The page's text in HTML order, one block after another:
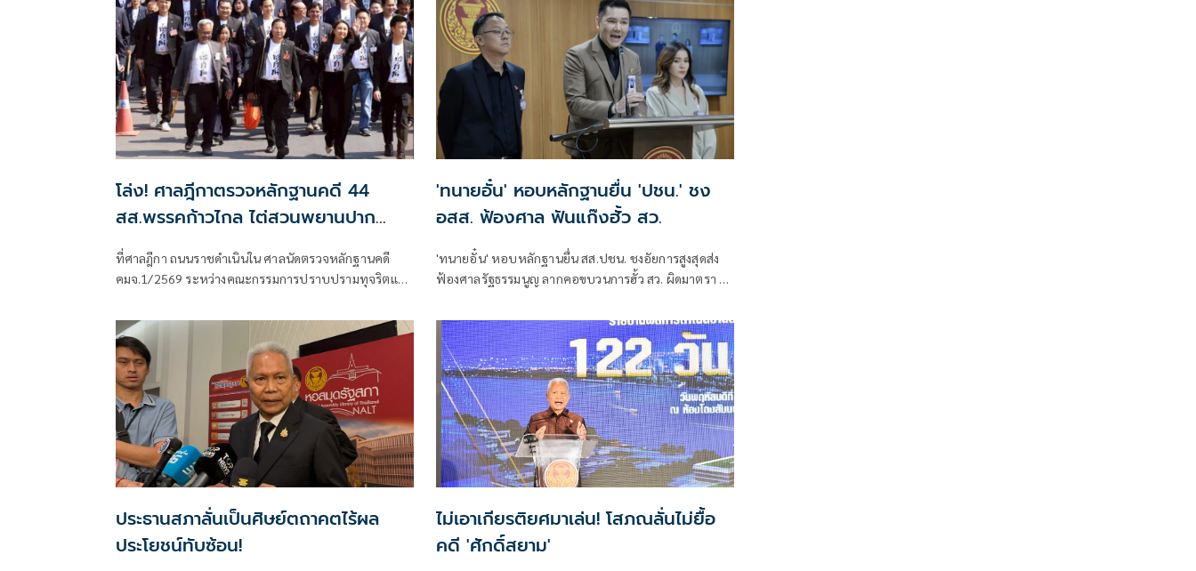
โล่ง! ศาลฎีกาตรวจหลักฐานคดี 44
สส.พรรคก้าวไกล ไต่สวนพยานปาก
สุดท้าย 18 พ.ค.ปีหน้าก่อนนัดตัดสิน
ที่ศาลฎีกา ถนนราชดำเนินใน ศาลนัดตรวจหลักฐานคดี
คมจ.1/2569 ระหว่างคณะกรรมการปราบปรามทุจริตแห่ง
'ทนายอั๋น' หอบหลักฐานยื่น 'ปชน.' ชง
อสส. ฟ้องศาล ฟันแก๊งฮั้ว สว.
'ทนายอั๋น' หอบหลักฐานยื่น สส.ปชน. ชงอัยการสูงสุดส่ง
ฟ้องศาลรัฐธรรมนูญ ลากคอขบวนการฮั้ว สว. ผิดมาตรา 49
พยาน ไม่ใช่ข่มขู่
ประธานสภาลั่นเป็นศิษย์ตถาคตไร้ผล
ประโยชน์ทับซ้อน!
ไม่เอาเกียรติยศมาเล่น! โสภณลั่นไม่ยื้อ
คดี 'ศักดิ์สยาม'